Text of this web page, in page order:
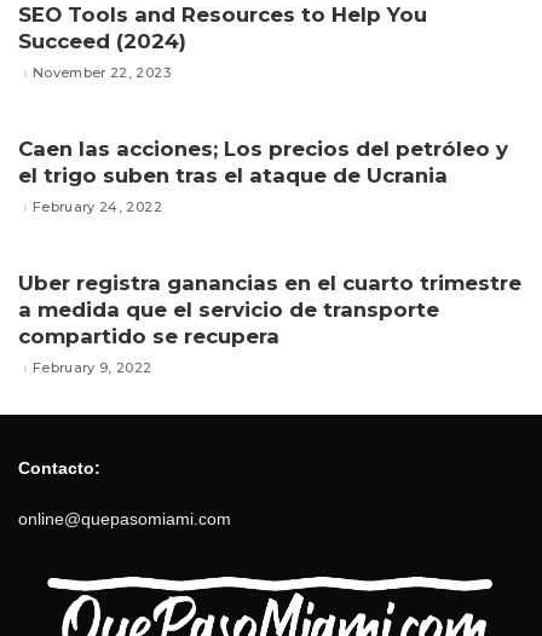
SEO Tools and Resources to Help You
Succeed (2024)
November 22, 2023
Caen las acciones; Los precios del petróleo y
el trigo suben tras el ataque de Ucrania
February 24, 2022
Uber registra ganancias en el cuarto trimestre
a medida que el servicio de transporte
compartido se recupera
February 9, 2022
Contacto:
online@quepasomiami.com